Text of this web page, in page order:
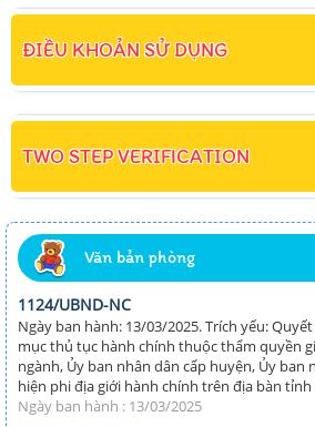
ĐIỀU KHOẢN SỬ DỤNG
TWO STEP VERIFICATION
Văn bản phòng
1124/UBND-NC
Ngày ban hành: 13/03/2025. Trích yếu:
mục thủ tục hành chính thuộc thẩm quyền
ngành, Ủy ban nhân dân cấp huyện, Ủy ban
hiện phi địa giới hành chính trên địa bàn
Ngày ban hành : 13/03/2025